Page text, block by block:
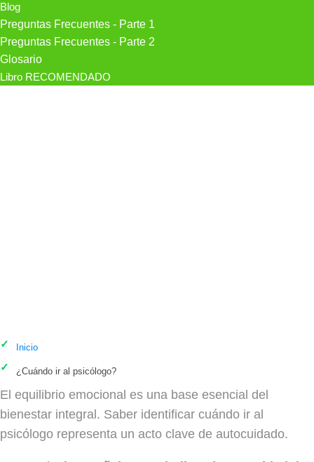
Blog
Preguntas Frecuentes - Parte 1
Preguntas Frecuentes - Parte 2
Glosario
Libro RECOMENDADO
Inicio
¿Cuándo ir al psicólogo?
El equilibrio emocional es una base esencial del
bienestar integral. Saber identificar cuándo ir al
psicólogo representa un acto clave de autocuidado.